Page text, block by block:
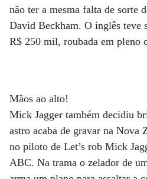
não ter a mesma falta de sorte
David Beckham. O inglês teve
R$ 250 mil, roubada em pleno
Mãos ao alto!
Mick Jagger também decidiu
astro acaba de gravar na Nova
no piloto de Let’s rob Mick
ABC. Na trama o zelador de